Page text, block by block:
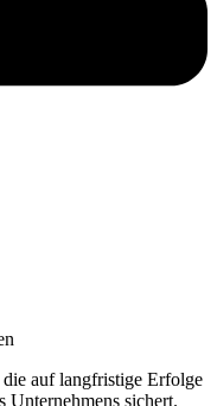
die auf langfristige Erfolge
Unternehmens sichert.